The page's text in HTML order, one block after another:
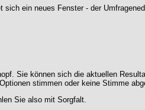
ein neues Fenster - der
Sie können sich die aktuellen
stimmen oder keine Stimme
Sie also mit Sorgfalt.